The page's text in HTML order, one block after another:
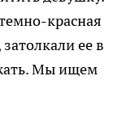
красная
ее в
Мы ищем